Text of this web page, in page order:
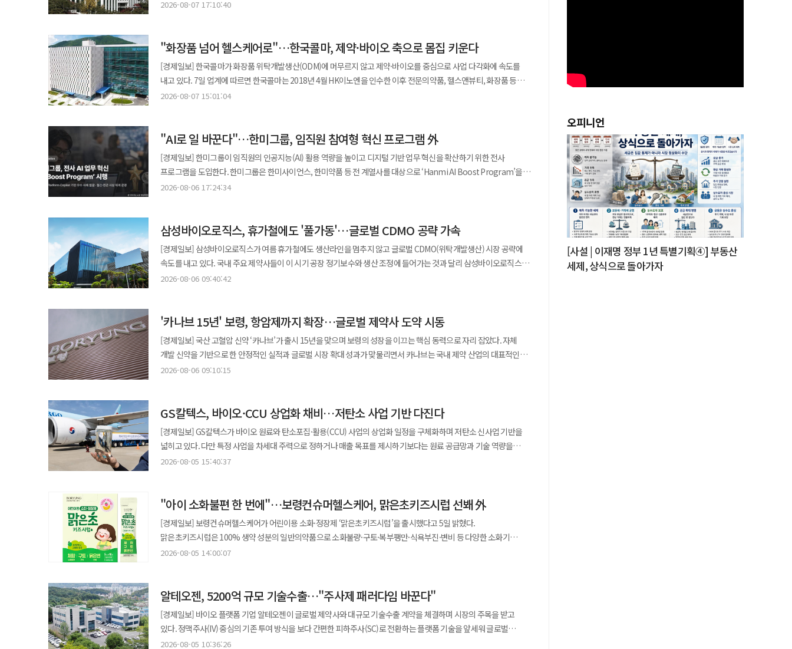
유럽연합과의 교역은 9.5% 증가했다. 중남미와 아프리카를 상대로 한 교역도 각각 15.4%, 18.9% 늘었다. 중국이
넘는다. 미국과의 교역은 1.6% 줄었지만 감소 폭은 상반기보다 2%포인트 줄었다. 미국 시장에서 줄어든 거래를
아세안과 중남미, 아프리카 시장이 메우는 양상이다. 중국의 최대 교역 상대도 미국이 아니라 아세안이다. 미국과 중국
사이의 무역 갈등이 장기화하면서 중국 기업들이 생산기지를 동남아시아로 옮기고 현지에서 부품과 중간재를 조달하는
움직임도 교역 증가에 영향을 미쳤다. 수출 품목도 달라지고 있다. 올해 1~7월 중국의 기계·전자제품 수출은
11조1200억위안으로 21.2% 증가했다. 전체 수출에서 차지하는 비중은 63.8%로 지난해보다 3.8%포인트 높아졌다.
이끌고 있다. 수입도 빠르게 늘었다. 기계·전자제품 수입액은 5조3100억위안으로 29.7% 증가했다. 인공지능 산업과
첨단 제조업에 들어가는 반도체와 장비 수요가 늘어난 영향이 컸다. 올해 1~7월 수입 증가율은 수출 증가율을 8%
포인트 웃돌았다. ◆ 유니트리에 몰린 중국의 큰손들 중국 로봇 업체 유니트리는 지난 6일 상하이증권거래소 커촹반
기업공개 공모가를 주당 150.8위안으로 확정했다. 커촹반은 반도체와 인공지능, 바이오, 첨단 장비 기업이 주로
609억9300만위안이다. 중국 증권감독관리위원회는 지난 7월 유니트리의 상장을 승인했다. 유니트리는 네 발로 걷는
사족보행 로봇과 사람의 몸을 닮은 휴머노이드 로봇을 만든다. 조달한 자금은 로봇 연구개발과 생산시설 확충, 체화지능
알고리즘 개발 등에 쓸 예정이다. 체화지능은 인공지능이 로봇의 카메라와 센서로 주변을 인식하고 팔과 다리를 움직여
실제 작업을 수행하는 기술을 말한다. 사람의 지시를 글이나 음성으로 답하는 생성형 인공지능보다 산업 현장에
적용하기 어렵지만 시장 규모는 훨씬 클 수 있다는 기대를 받고 있다. 전략적 투자자에는 딥시크 운영사인
차이나텔레콤 계열 톈이캐피털도 참여했다. 인공지능 업체와 정보기술 기업, 에너지·통신 국유기업이 유니트리 주주로
들어가는 것이다. 공모가는 지난해 실적과 비교하면 높은 수준이다. 유니트리의 공모가 기준 주가수익비율은 약
219배다. 같은 업종 기업들의 평균인 약 39배보다 5배 이상 높다. 유니트리는 올해 상반기 매출을 10억5200만
~11억2800만위안, 순이익을 2억5800만~3억600만위안으로 예상했다. 매출과 순이익이 늘어도 현재의 공모가를
기준이 된다. ◆ 관광객이 산 자리에서 세금 돌려준다 중국 정부는 외국인이 입국해 쓰는 돈을 늘리는 데도 공을 들이고
있다. 올해 상반기 중국에 입국한 외국인은 2291만4000명으로 지난해 같은 기간보다 20.4% 증가했다. 이 가운데
무비자로 입국한 외국인은 1781만5000명으로 30.6% 늘었다. 전체 외국인 입국자의 77.7%가 비자 없이 중국에
들어왔다. 관광객이 늘면서 쇼핑도 함께 증가했다. 올해 1~7월 베이징에서 외국인 관광객에게 발급한 출국세 환급
신청서는 지난해보다 400% 증가했다. 지난해의 5배 수준이다. 환급 대상 상품 매출은 44.5%, 실제 환급액은 44%
찾는 관광객이 늘고 있다. 베이징 싼리툰의 샤오미 매장과 중국 국제무역센터 인근 DJI 매장에는 중국산 전자제품을
사려는 외국인이 몰리고 있다. 베이징 훙차오시장은 하루 방문객 8000여 명 가운데 외국인이 70%를 차지한다. 중국
정부는 출국세 환급 절차도 계속 줄이고 있다. 지난해 외국인 관광객이 세금을 돌려받을 수 있는 최소 구매액을
500위안에서 200위안으로 낮췄고 현금 환급 한도는 1만위안에서 2만위안으로 올렸다. 물건을 산 매장에서 세금을 먼저
환급을 받은 관광객이 상하이나 광저우 공항을 통해 출국하더라도 절차를 마칠 수 있도록 지역 간 환급도 허용했다. 즉시
환급을 받은 뒤 출국해야 하는 기간은 28일로 통일했다. 중국이 외국인 관광객의 쇼핑에 힘을 쏟는 배경에는 부진한
내수가 있다. 올해 상반기 중국의 소매판매액은 24조8722억위안으로 지난해 같은 기간보다 1.3% 증가하는 데 그쳤다.
상품 판매 증가율은 1.1%였다. 수출입 증가율과 비교하면 소비 회복 속도가 더디다. 관광객 소비만으로 중국 전체
산화 등 외부 요인이 mRNA의 순도와 지질나노입자의 구조에 어떤 영향을 미치는지 그리고 이러한 변화가 단백질 발현
데이터의 신뢰도를 높였다. GC녹십자는 해당 플랫폼을 현재 개발 중인 코로나19 mRNA 백신 임상 2상 연구에도
적용할 계획이다. GC녹십자 관계자는 “mRNA 플랫폼은 빠른 개발이 가능한 대신 환경 변화에 취약해 철저한 품질
관리가 필수적”이라며 “이번에 구축한 통합 분석 플랫폼은 이러한 한계를 보완하고 상용화를 앞당기는 데 중요한
역할을 할 것”이라고 말했다. ◆동국제약, 아동 지원부터 환경까지…지속적 사회공헌 확대 동국제약 임직원 봉사단
‘인사돌플러스 사랑봉사단’이 취약계층 아동 지원과 환경보호 활동을 이어가고 있다고 7일 밝혔다. 봉사단은 초록우산,
노을공원에서 ‘집씨통 식재 활동’을 통해 숲 조성과 생태환경 개선에 참여했다. 집씨통은 통나무 화분에 씨앗을 심어
숲을 만드는 친환경 프로그램이다. 동국제약은 2014년 봉사단 출범 이후 지역사회와 환경을 위한 다양한 ESG 활동을
지속하고 있다. 동국제약 관계자는 “인사돌플러스 사랑봉사단은 체계적인 사회공헌활동을 통해 지역사회에 실질적인
도움을 주고자 2014년 발족한 이후 다양한 활동을 이어오고 있다”며 “앞으로도 여러 기관과 협력해 환경보호와
취약계층 지원을 위한 사회공헌활동을 꾸준히 전개해 나가겠다”고 말했다. ◆대원제약, 상반기 매출 3100억 돌파…
넘어섰다. 약가 인하와 호흡기 질환 비유행 영향으로 펠루비, 코대원 등 주력 품목 매출은 감소했지만 만성질환 치료제와
건강기능식품 사업이 성장을 견인했다. 특히 이달비 패밀리 등 만성질환 제품군은 안정적인 처방 증가세를 이어갔다.
건강기능식품 부문도 실적 확대에 크게 기여했다. 수면 건강기능식품 ‘꿀잠샷’과 모발·피부 관련 제품 ‘모발콜라겐3X’
위한 전략적 투자로 설명했다. 반면 당기순이익은 큰 폭으로 증가했다. 투자자산 처분 이익 등 영업외손익이 개선되면서
순이익은 57억원을 기록, 전년 동기(약 14억원) 대비 308% 늘었다. 대원제약 관계자는 “전문의약품과 만성질환
제품군, 건강기능식품의 고른 성장으로 매출이 증가했다”며 “하반기에는 포트폴리오 다변화를 지속하고 비용 효율화를
통해 수익성 개선에 나설 계획”이라고 말했다.
2026-08-07 17:10:40
"화장품 넘어 헬스케어로"…한국콜마, 제약·바이오 축으로 몸집 키운다
[경제일보] 한국콜마가 화장품 위탁개발생산(ODM)에 머무르지 않고 제약·바이오를 중심으로 사업 다각화에 속도를
내고 있다. 7일 업계에 따르면 한국콜마는 2018년 4월 HK이노엔을 인수한 이후 전문의약품, 헬스앤뷰티, 화장품 등
다양한 분야에서 시너지를 확대해 왔다. 최근에는 신약 개발 성과와 뷰티테크 기술력이 잇따라 가시화되면서 기존
5.57%, 2025년 5.58%로 안정적인 수준을 유지하고 있다. 이 같은 전략의 핵심 축은 자회사 HK이노엔이다. 특히
HK이노엔이 개발한 위식도 역류질환 치료제 ‘케이캡’은 미국 시장 진출 가능성을 높이며 주목받고 있다. 미국 파트너사
세벨라는 테고프라잔의 3상 임상시험 ‘트라이엄프(TRIUMpH)’에서 유의미한 치료 효과를 확인했으며 이에 따라
케이캡의 글로벌 확장 기대감도 커지고 있다. 이는 한국콜마의 중장기 실적 개선 기대를 높이는 요인으로 평가된다.
HK이노엔은 매출의 10% 이상을 연구개발에 투자하며 면역, 비만, 만성질환, 암·감염 등 다양한 분야의 신약과
강화하고 있다. 실제로 HK이노엔은 지난해 한국콜마 연결 매출의 약 40%를 차지하며 그룹 실적을 견인하는 핵심
축으로 자리 잡았다. 연구개발 인프라도 다각화 전략을 뒷받침하고 있다. 서울 서초구에 위치한 한국콜마 종합기술원은
화장품, 의약품, 건강기능식품 연구소를 통합한 융합 연구 거점으로 약 700명의 연구 인력이 상주하고 있다. 이곳에서
개발된 기술은 세종·부천 공장을 비롯해 중국, 미국, 캐나다 등 글로벌 생산기지에 적용되고 있다. 뷰티테크 분야에서도
성과가 이어지고 있다. 지난 5월에는 구윤철 경제부총리 겸 기획재정부 장관이 종합기술원을 방문해 한국콜마의
실적 개선으로도 이어지고 있다. 한국콜마는 올해 1분기 영업이익 789억원을 기록하며 분기 기준 역대 최대 실적을
달성했고 지난해에는 연간 영업이익 2396억원으로 사상 최대치를 기록했다. 기업 규모 확대에 따라 지난 4월에는
콜마그룹이 화장품 ODM 기업 최초로 공정거래위원회 대규모기업집단에 지정되기도 했다. 업계에서는 한국콜마가
2026-08-07 15:01:04
"AI로 일 바꾼다"…한미그룹, 임직원 참여형 혁신 프로그램 外
[경제일보] 한미그룹이 임직원의 인공지능(AI) 활용 역량을 높이고 디지털 기반 업무 혁신을 확산하기 위한 전사
프로그램을 도입한다. 한미그룹은 한미사이언스, 한미약품 등 전 계열사를 대상으로 ‘Hanmi AI Boost Program’을
시행한다고 6일 밝혔다. 이 프로그램은 AI를 활용한 실제 업무 개선과 성과 창출에 초점을 맞춘 바텀업 방식으로
제공된다. ‘월간 우수상’은 Microsoft Power Platform과 Copilot Studio 등을 활용한 업무 개선 사례를 대상으로
매월 5건을 선정한다. ‘연간 혁신상’은 우수 사례 중 지속성과 확산 효과가 큰 사례를 선정해 시상한다. 한미사이언스는
“AI를 실무에 적용해 성과를 창출하고 이를 조직 자산으로 축적하는 실행 중심 프로그램”이라며 “자발적 참여와 혁신
사례 확산을 통해 AI 기반 업무 문화를 강화하겠다”고 말했다. ◆DXVX, KRNA 플랫폼 다섯 번째 MTA 체결…남미
공공기관 첫 계약 디엑스앤브이엑스가 핵산 안정화 플랫폼 ‘KRNA’를 기반으로 다섯 번째 물질이전계약(MTA)을
상온에서 장기간 핵산을 안정적으로 보관할 수 있는 기술로 mRNA 백신을 비롯해 RNA 치료제, DNA 백신, 유전자
치료제 등 다양한 분야에 적용 가능하다. 해당 기관은 남미 전역에 백신을 공급하는 공공 생산기관으로 코로나19 팬데믹
당시 글로벌 제약사의 백신 생산에도 참여한 바 있다. 현재는 중남미 mRNA 백신 개발의 핵심 거점 역할을 수행하고
있다. 이번 물질 이전 이후 해당 기관은 자체 프로토콜에 따라 안정성 평가를 진행할 예정이며 결과에 따라 라이선스
아웃을 위한 본계약 협상이 이어질 전망이다. 회사 측은 이번 계약을 후속 파트너십과 사업 확장의 계기로 삼겠다는
선택권을 확대하기 위한 것으로 비타민 액제와 정제를 함께 포장한 이중제형 제품이 새롭게 허용됐다. 또 감기약 등
효능군별 신규 유효성분이 추가되고 비타민 C의 1일 최대 함량은 2000mg으로 상향됐다. 정장제의 경우 생균성분 배합
기준을 명확히 했으며 의약품 사용 시 주의사항도 최신 정보로 반영했다. 식약처는 업계 의견과 국내외 사례를 검토해
2026-08-06 17:24:34
삼성바이오로직스, 휴가철에도 '풀가동'…글로벌 CDMO 공략 가속
[경제일보] 삼성바이오로직스가 여름 휴가철에도 생산라인을 멈추지 않고 글로벌 CDMO(위탁개발생산) 시장 공략에
속도를 내고 있다. 국내 주요 제약사들이 이 시기 공장 정기보수와 생산 조정에 들어가는 것과 달리 삼성바이오로직스는
모든 생산시설을 24시간 가동하며 수요 대응에 나선 모습이다. 6일 업계에 따르면 삼성바이오로직스는 바이오의약품
50~60일이 소요되며 이 과정에서 공정이 멈추면 배양액을 폐기해야 하는 등 막대한 손실이 발생할 수 있다. 또한 공정
중단 시 바이오리액터 내 오염 가능성과 설비 부식 위험이 커지고 복구와 재승인에 수개월이 걸릴 수 있어 생산 차질이
불가피하다. 이 같은 특수성 때문에 삼성바이오로직스는 휴가철에도 생산라인을 멈추지 않는 운영 방식을 유지하고
있다. 급증하는 글로벌 CDMO 수요 역시 연중무휴 체제를 뒷받침하는 요인이다. 글로벌 빅파마들이 생산시설 구축
부담을 줄이기 위해 외부 CDMO 기업과의 협력을 확대하면서 안정적인 생산 능력을 갖춘 업체에 대한 수요가 빠르게
생산하며 본격적인 가동을 준비하고 있다. 높은 가동률은 실적으로도 이어지고 있다. 삼성바이오로직스는 올해 2분기
매출 1조3209억원, 영업이익 5864억원을 기록하며 견조한 성장세를 이어갔다. 글로벌 고객과의 파트너십도 확대되며
누적 수주액은 217억 달러를 넘어섰다. 글로벌 생산 거점 확대도 속도를 내고 있다. 인천 송도 대규모 생산시설을
기반으로 미국 록빌 공장과 유럽 CDMO 기업 인수 등을 통해 생산 역량을 강화하고 있다. 여기에 더해 네덜란드에 유럽
특수성과 시장 수요를 동시에 반영한 운영 전략이 높은 가동률과 안정적인 수주로 이어지며 글로벌 바이오의약품
시장에서 입지를 더욱 공고히 하고 있다는 분석이다.
2026-08-06 09:40:42
'카나브 15년' 보령, 항암제까지 확장…글로벌 제약사 도약 시동
[경제일보] 국산 고혈압 신약 ‘카나브’가 출시 15년을 맞으며 보령의 성장을 이끄는 핵심 동력으로 자리 잡았다. 자체
개발 신약을 기반으로 한 안정적인 실적과 글로벌 시장 확대 성과가 맞물리면서 카나브는 국내 제약 산업의 대표적인
성공 사례로 평가받고 있다. 6일 업계에 따르면 보령의 올해 상반기 매출은 5000억원을 넘어설 것으로 전망된다. 이는
다변화하는 계기로 작용하고 있다는 분석이다. 카나브는 올해 출시 15주년을 맞았다. 안지오텐신 수용체 차단제(ARB)
계열의 피마사르탄 성분을 기반으로 한 고혈압 치료제 카나브는 1992년 신약 개발 프로젝트 착수 이후 18년에 걸친
연구개발과 약 500억원의 투자를 통해 2011년 국내 시장에 처음 출시됐다. 출시 이후 카나브는 빠르게 시장에 안착했다.
카나브를 중심으로 한 ‘카나브 패밀리’는 지난해 처방액 1948억원을 기록하며 2000억원 돌파를 목전에 두고 있다.
15년간 누적 처방량은 약 19억정에 달하며 국내 고혈압 치료제 시장에서 확고한 입지를 구축했다는 평가다. 또한
있다. 보령은 카나브를 기반으로 한 후속 파이프라인 개발에도 속도를 내고 있다. 현재 고혈압과 이상지질혈증을 동시에
치료할 수 있는 4제 복합제 ‘BR1018’의 임상 3상을 성공적으로 마쳤으며 다양한 용량 구성을 위한 추가 임상 1상을 진행
중이다. 회사는 해당 복합제를 2028년 이후 출시한다는 목표를 세우고 있다. 이 제품이 상용화될 경우 카나브 제품군의
시장 지배력은 한층 강화될 것으로 전망된다. 실적 전망도 긍정적이다. 보령은 지난 2월 공시를 통해 올해 별도 기준 매출
6000억원, 영업이익 500억원 달성을 목표로 제시했다. 이는 지난해 매출 5243억원, 영업이익 391억원 대비 각각
글로벌 시장 진출과 항암제 사업 확장까지 이어진 사례는 국내 제약·바이오 산업 전반에도 시사점을 던진다. 장기간에
걸친 연구개발 투자가 기업 체력을 강화하고 지속 가능한 성장 기반을 마련하는 핵심 요소임을 보여준다는 것이다.
보령은 "향후에도 카나브 중심의 순환기 질환 사업과 항암제 사업을 양축으로 삼아 글로벌 경쟁력을 강화한다"는
2026-08-06 09:10:15
GS칼텍스, 바이오·CCU 상업화 채비…저탄소 사업 기반 다진다
[경제일보] GS칼텍스가 바이오 원료와 탄소포집·활용(CCU) 사업의 상업화 일정을 구체화하며 저탄소 신사업 기반을
넓히고 있다. 다만 특정 사업을 차세대 주력으로 정하거나 매출 목표를 제시하기보다는 원료 공급망과 기술 역량을
단계적으로 확보하는 데 초점을 맞추고 있다. 5일 GS칼텍스의 ‘2025 지속가능성보고서’에 따르면 회사는
식용유지를 생산할 계획이다. GS칼텍스 관계자는 “하절기 상업 가동 예정”이라며 “이보다 상세한 시기와 세부 물량은
현재 밝히기 어렵다”고 했다. 생산 물량 가운데 GS칼텍스가 확보해 국내 바이오 연료 생산에 활용할 규모도 공개하지
않았다. GS칼텍스는 바이오디젤과 지속가능항공유(SAF), 바이오 선박유 등에 필요한 원료를 안정적으로 확보해
공급망 경쟁력을 높인다는 방침이다. 기존 정유설비에서 폐식용유와 동물성 유지 등을 함께 처리하는 코프로세싱
방식의 바이오 연료 생산량도 올해 말부터 추가 확대할 계획이다. 회사는 2024년 국제 인증을 받은 SAF 약 5000㎘를
혼합률도 2025년 4.0%에서 2027년 4.5%, 2030년 5.0%로 높아질 예정이어서 안정적인 원료 조달의 중요성이 커지고
있다. CCU 사업도 상업화를 준비하고 있다. GS칼텍스는 여수산단 산업용 가스업체 DIG에어가스와 수소제조공정에서
발생하는 부생가스의 이산화탄소를 포집·액화해 액체탄산으로 전환하는 사업을 추진하고 있다. 목표 상업 가동 시점은
2027년 7월이다. 예상 온실가스 감축량은 연간 12만7000톤이다. GS칼텍스 관계자는 “수소제조공정에서 포집해
DIG에어가스의 액체탄산 생산에 사용되는 온실가스를 기준으로 추정한 규모”라며 “사업 운영 과정에서 변동될 수
2026-08-05 15:40:37
"아이 소화불편 한 번에"…보령컨슈머헬스케어, 맑은초키즈시럽 선봬 外
[경제일보] 보령컨슈머헬스케어가 어린이용 소화·정장제 ‘맑은초키즈시럽’을 출시했다고 5일 밝혔다.
맑은초키즈시럽은 100% 생약 성분의 일반의약품으로 소화불량·구토·복부팽만·식욕부진·변비 등 다양한 소화기
증상에 사용할 수 있다. 어린이의 경우 과식이나 찬 음식 섭취로 소화기 불편을 겪기 쉽지만 증상에 맞는 제품 선택이
스틱포 개별 포장으로 휴대성과 복용 편의성을 높였다. 보령컨슈머헬스케어 관계자는 “다양한 소화기 증상에 대응할 수
있도록 개발해 보호자의 선택 부담을 줄인 제품”이라며 “앞으로도 편의성과 활용도를 높인 의약품을 지속 선보일
계획”이라고 말했다. ◆한미사이언스, 아데시 신제품 ‘바쿠치올 크림’ 출시 한미그룹 지주사 한미사이언스가 더마
코스메틱 브랜드 ‘아데시(ADESII)’의 신제품을 출시하며 라인업 확대에 나섰다. 5일 한미사이언스는 ‘블랙 펄 PDRN
2026-08-05 14:00:07
알테오젠, 5200억 규모 기술수출…"주사제 패러다임 바꾼다"
[경제일보] 바이오 플랫폼 기업 알테오젠이 글로벌 제약사와 대규모 기술수출 계약을 체결하며 시장의 주목을 받고
있다. 정맥주사(IV) 중심의 기존 투여 방식을 보다 간편한 피하주사(SC)로 전환하는 플랫폼 기술을 앞세워 글로벌
경쟁력을 입증했다는 평가다. 5일 알테오젠은 자사의 하이브로자임(Hybrozyme®) 플랫폼 기술이 적용된 재조합 인간
2026-08-05 10:36:26
오피니언
[사설 | 이재명 정부 1년 특별기획④] 부동산
세제, 상식으로 돌아가자